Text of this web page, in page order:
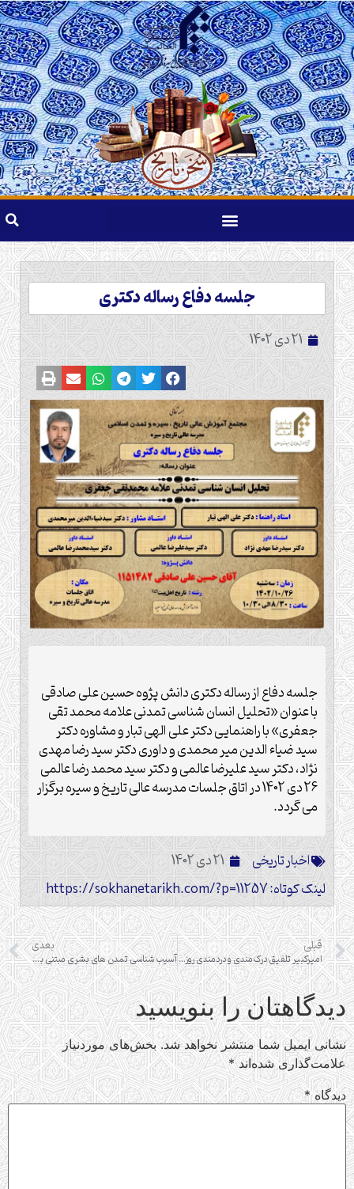
جلسه دفاع رساله دکتری
21 دی 1402
جلسه دفاع از رساله دکتری دانش پژوه حسین علی صادقی
با عنوان «تحلیل انسان شناسی تمدنی علامه محمد تقی
جعفری» با راهنمایی دکتر علی الهی تبار و مشاوره دکتر
سید ضیاء الدین میر محمدی و داوری دکتر سید رضا مهدی
نژاد، دکتر سید علیرضا عالمی و دکتر سید محمد رضا عالمی
26 دی 1402 در اتاق جلسات مدرسه عالی تاریخ و سیره برگزار
می گردد.
اخبار تاریخی
21 دی 1402
لینک کوتاه: https://sokhanetarikh.com/?p=11257
قبلی
امیرکبیر تلفیق درک‌مندی و دردمندی روزگار خود بود
بعدی
آسیب شناسی تمدن های بشری مبتنی بر دیدگاه علامه طباطبایی
دیدگاهتان را بنویسید
نشانی ایمیل شما منتشر نخواهد شد. بخش‌های موردنیاز
علامت‌گذاری شده‌اند*
دیدگاه*